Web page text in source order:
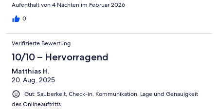
Aufenthalt von 4 Nächten im Februar 2026
0
Verifizierte Bewertung
10/10 – Hervorragend
Matthias H.
20. Aug. 2025
Gut: Sauberkeit, Check-in, Kommunikation, Lage und Genauigkeit
des Onlineauftritts